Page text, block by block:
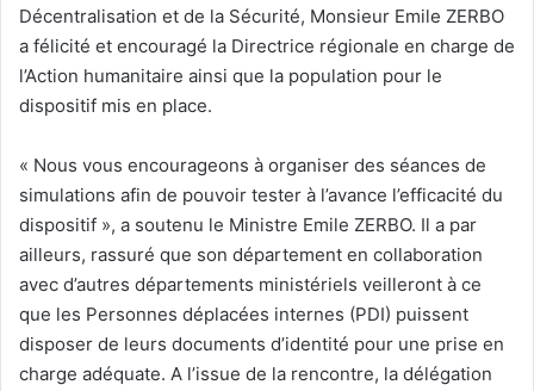
Décentralisation et de la Sécurité, Monsieur Emile ZERBO
a félicité et encouragé la Directrice régionale en charge de
l’Action humanitaire ainsi que la population pour le
dispositif mis en place.
« Nous vous encourageons à organiser des séances de
simulations afin de pouvoir tester à l’avance l’efficacité du
dispositif », a soutenu le Ministre Emile ZERBO. Il a par
ailleurs, rassuré que son département en collaboration
avec d’autres départements ministériels veilleront à ce
que les Personnes déplacées internes (PDI) puissent
disposer de leurs documents d’identité pour une prise en
charge adéquate. A l’issue de la rencontre, la délégation